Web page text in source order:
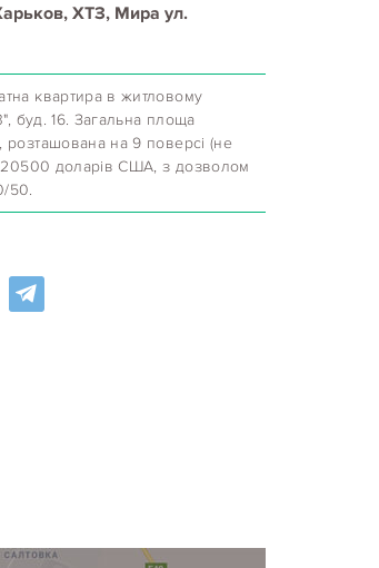
ХТЗ, Мира ул.
квартира в житловому
буд. 16. Загальна площа
розташована на 9 поверсі (не
20500 доларів США, з дозволом
50.